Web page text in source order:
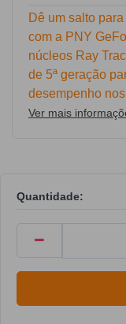
Dê um salto
com a PNY
núcleos Ray
de 5ª geração
desempenho
Ver mais
Quantidade: